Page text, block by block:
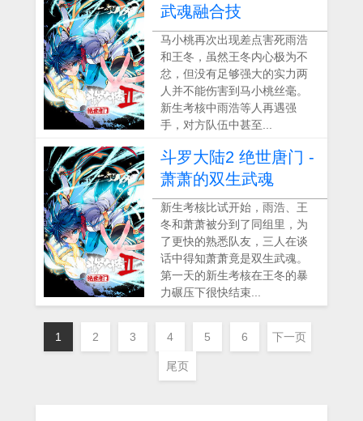
武魂融合技
马小桃再次出现差点害死雨浩
和王冬，虽然王冬内心极为不
忿，但没有足够强大的实力两
人并不能伤害到马小桃丝毫。
新生考核中雨浩等人再遇强
手，对方队伍中甚至...
斗罗大陆2 绝世唐门 -
萧萧的双生武魂
新生考核比试开始，雨浩、王
冬和萧萧被分到了同组里，为
了更快的熟悉队友，三人在谈
话中得知萧萧竟是双生武魂。
第一天的新生考核在王冬的暴
力碾压下很快结束...
1 2 3 4 5 6 下一页
尾页